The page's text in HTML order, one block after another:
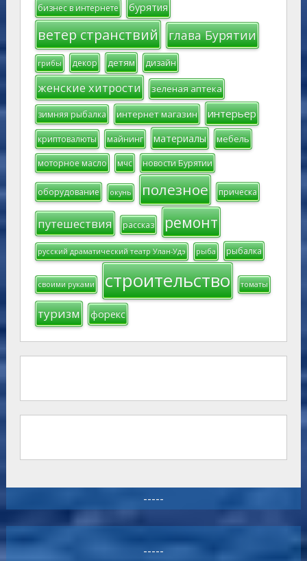
бизнес в интернете бурятия
ветер странствий глава Бурятии
грибы декор детям дизайн
женские хитрости зеленая аптека
зимняя рыбалка интернет магазин интерьер
криптовалюты майнинг материалы мебель
моторное масло мчс новости Бурятии
оборудование окунь полезное прическа
путешествия рассказ ремонт
русский драматический театр Улан-Удэ рыба рыбалка
своими руками строительство томаты
туризм форекс
-----
-----